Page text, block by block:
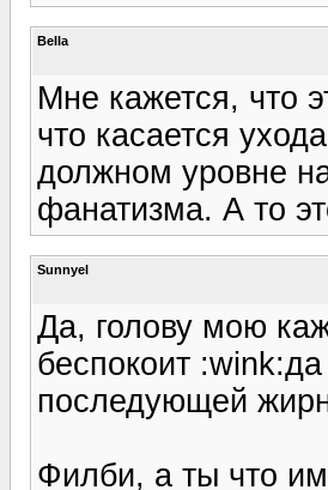
Bella
Мне кажется, что
что касается
должном уровне
фанатизма. А то
Sunnyel
Да, голову мою
беспокоит
последующей
Филби, а ты что